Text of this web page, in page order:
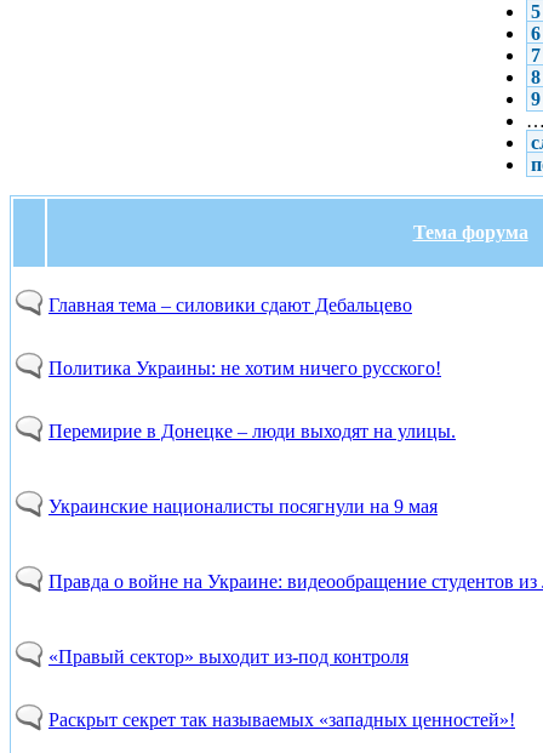
5
6
7
8
9
Тема форума
Главная тема – силовики сдают Дебальцево
Политика Украины: не хотим ничего русского!
Перемирие в Донецке – люди выходят на улицы.
Украинские националисты посягнули на 9 мая
Правда о войне на Украине: видеообращение студентов
«Правый сектор» выходит из-под контроля
Раскрыт секрет так называемых «западных ценностей»!